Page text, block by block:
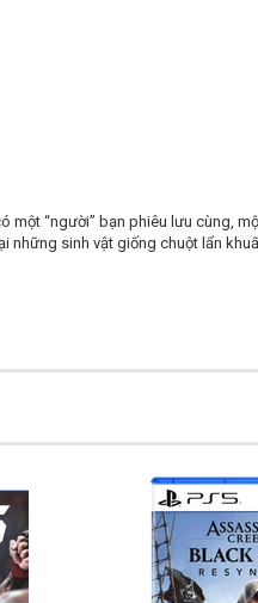
một “người” bạn phiêu lưu cùng,
những sinh vật giống chuột lẩn